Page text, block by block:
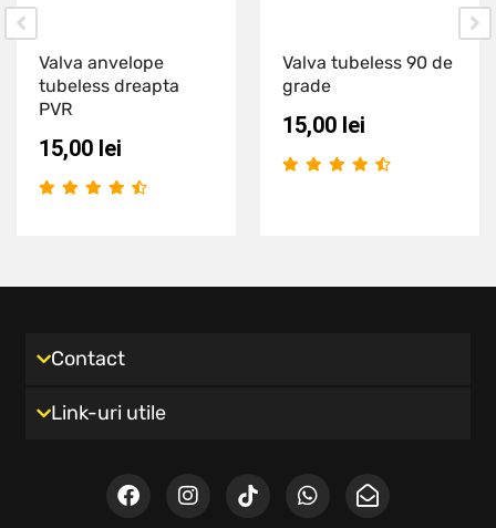
Valva anvelope
tubeless dreapta
PVR
15,00 lei
Valva tubeless 90 de
grade
15,00 lei
Contact
Link-uri utile